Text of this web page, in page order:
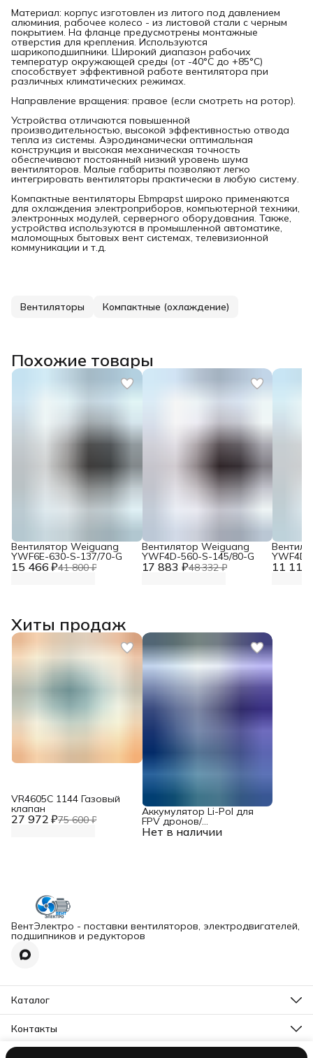
Материал: корпус изготовлен из литого под давлением
алюминия, рабочее колесо - из листовой стали с черным
покрытием. На фланце предусмотрены монтажные
отверстия для крепления. Используются
шарикоподшипники. Широкий диапазон рабочих
температур окружающей среды (от -40°С до +85°С)
способствует эффективной работе вентилятора при
различных климатических режимах.
Направление вращения: правое (если смотреть на ротор).
Устройства отличаются повышенной
производительностью, высокой эффективностью отвода
тепла из системы. Аэродинамически оптимальная
конструкция и высокая механическая точность
обеспечивают постоянный низкий уровень шума
вентиляторов. Малые габариты позволяют легко
интегрировать вентиляторы практически в любую систему.
Компактные вентиляторы Ebmpapst широко применяются
для охлаждения электроприборов, компьютерной техники,
электронных модулей, серверного оборудования. Также,
устройства используются в промышленной автоматике,
маломощных бытовых вент системах, телевизионной
коммуникации и т.д.
Вентиляторы Компактные (охлаждение)
Похожие товары
15 466 ₽41 800 ₽
Вентилятор Weiguang
YWF6E-630-S-137/70-G
17 883 ₽48 332 ₽
Вентилятор Weiguang
YWF4D-560-S-145/80-G
11 117
Хиты продаж
27 972 ₽75 600 ₽
VR4605С 1144 Газовый
клапан
Нет в наличии
Аккумулятор Li-Pol для
FPV дронов/
квадрокоптеров 23,1 В,
ВентЭлектро - поставки вентиляторов, электродвигателей,
подшипников и редукторов
Каталог
Вентиляторы
Редукторы
Электродвигатели
Контакты
Адрес